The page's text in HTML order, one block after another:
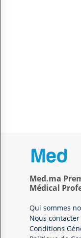
Med.ma
Médical
Qui sommes
Nous contacter
Conditions